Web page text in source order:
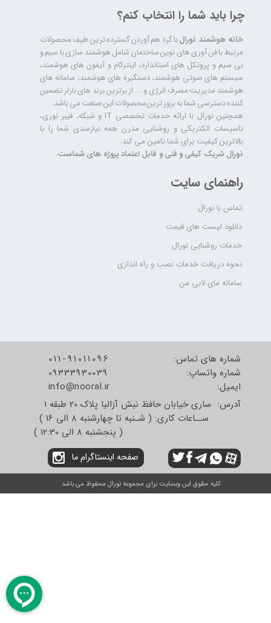
راهنمای سایت
تماس با نورال
دانلود لیست های قیمت
خدمات روشنایی نورال
نحوه دریافت خدمات نصب و راه اندازی
سامانه مای لابی من
چرا باید شما را انتخاب کنم؟
خانه هوشمند نورالبا گرد هم آوردن گسترده ترین طیف محصولات
مرتبط با فن آوری های نوین ساختمان شامل هوشمند سازی با سیم و
بی سیم و پروتکل های استاندارد، اینترکام و آیفون های هوشمند،
سیستم های صوتی هوشمند، دستگیره های هوشمند، سامانه های
هوشمند مدیریت مصرف انرژی و ... از برترین برند های بازار تضمین
کننده دسترسی شما به بروز ترین محصولات این صنعت می باشد.
همچنین نورال با ارائه خدمات تخصصی IT و شبکه، فیبر نوری،
تاسیسات الکتریکی و روشنایی مدرن همه نیازمندی شما را با
بالاترین کیفیت برای شما تامین می کند.
نورال شریک کیفی و فنی و قابل اعتماد پروژه های شماست.
شماره های تماس:
شماره واتساپ:
​​​​​​​ایمیل:
011-91011096
09333930039
info@nooral.ir
آدرس: ساری خیابان حافظ نبش آزالیا پلاک 20 طبقه 1
ســاعات کاری: ( شـنبه تا چهارشنبه 8 الی 16 )
( پنجشنبه 8 الی 12:30 )
صفحه اینستاگرام ما
کلیه حقوق این وبسایت برای مجموعه نورال محفوظ می باشد